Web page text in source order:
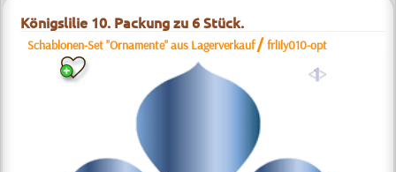
Königslilie 10. Packung zu 6 Stück.
Schablonen-Set "Ornamente" aus Lagerverkauf /frlily010-opt
a